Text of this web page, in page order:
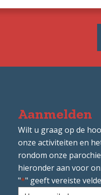
Aanmelden
Wilt u graag op de
onze activiteiten en
rondom onze
hieronder aan voor
"*" geeft vereiste
Uw